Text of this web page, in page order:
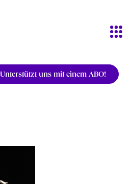
Unterstützt uns mit einem ABO!